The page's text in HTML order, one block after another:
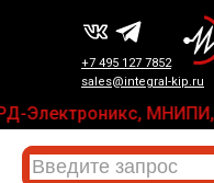
+7 495 127 7852
sales@integral-kip.ru
МНИПИ,